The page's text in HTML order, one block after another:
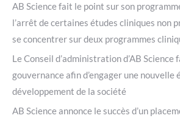
AB Science fait le point sur son
l’arrêt de certaines études cliniques non
se concentrer sur deux programmes
Le Conseil d’administration d’AB Science
gouvernance afin d’engager une nouvelle
développement de la société
AB Science annonce le succès d’un